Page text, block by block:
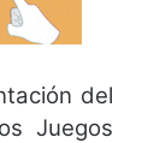
del
Juegos